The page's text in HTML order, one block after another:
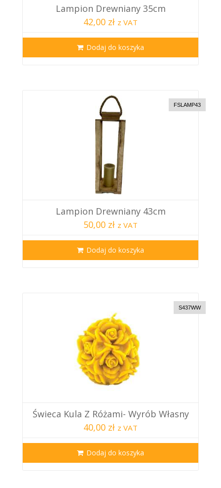
Lampion Drewniany 35cm
42,00 zł z VAT
Dodaj do koszyka
FSLAMP43
Lampion Drewniany 43cm
50,00 zł z VAT
Dodaj do koszyka
S437WW
Świeca Kula Z Różami- Wyrób Własny
40,00 zł z VAT
Dodaj do koszyka